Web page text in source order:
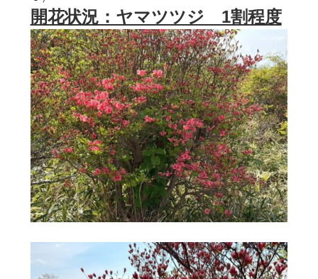
開花状況：ヤマツツジ 1割程度